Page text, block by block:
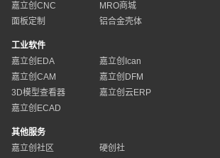
嘉立创CNC
MRO商城
面板定制
铝合金壳体
工业软件
嘉立创EDA
嘉立创Ican
嘉立创CAM
嘉立创DFM
3D模型查看器
嘉立创云ERP
嘉立创ECAD
其他服务
嘉立创社区
硬创社